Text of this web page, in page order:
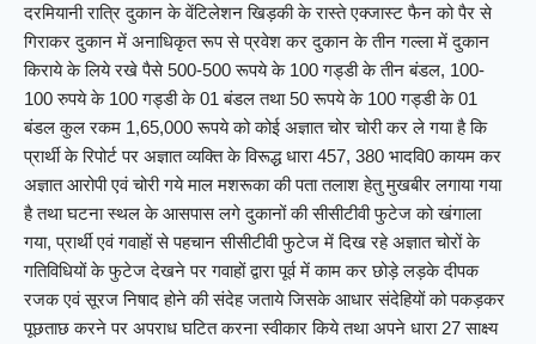
दरमियानी रात्रि दुकान के वेंटिलेशन खिड़की के रास्ते एक्जास्ट फैन को पैर से
गिराकर दुकान में अनाधिकृत रूप से प्रवेश कर दुकान के तीन गल्ला में दुकान
किराये के लिये रखे पैसे 500-500 रूपये के 100 गड्डी के तीन बंडल, 100-
100 रुपये के 100 गड्डी के 01 बंडल तथा 50 रूपये के 100 गड्डी के 01
बंडल कुल रकम 1,65,000 रूपये को कोई अज्ञात चोर चोरी कर ले गया है कि
प्रार्थी के रिपोर्ट पर अज्ञात व्यक्ति के विरूद्ध धारा 457, 380 भादवि0 कायम कर
अज्ञात आरोपी एवं चोरी गये माल मशरूका की पता तलाश हेतु मुखबीर लगाया गया
है तथा घटना स्थल के आसपास लगे दुकानों की सीसीटीवी फुटेज को खंगाला
गया, प्रार्थी एवं गवाहों से पहचान सीसीटीवी फुटेज में दिख रहे अज्ञात चोरों के
गतिविधियों के फुटेज देखने पर गवाहों द्वारा पूर्व में काम कर छोड़े लड़के दीपक
रजक एवं सूरज निषाद होने की संदेह जताये जिसके आधार संदेहियों को पकड़कर
पूछताछ करने पर अपराध घटित करना स्वीकार किये तथा अपने धारा 27 साक्ष्य